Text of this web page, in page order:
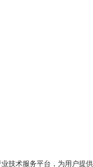
技术服务平台，为用户提供